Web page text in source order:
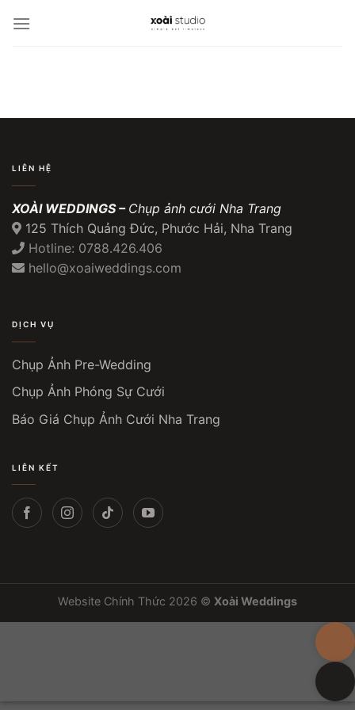
qua
LIÊN HỆ
XOÀI WEDDINGS – Chụp ảnh cưới Nha Trang
125 Thích Quảng Đức, Phước Hải, Nha Trang
Hotline: 0788.426.406
hello@xoaiweddings.com
DỊCH VỤ
Chụp Ảnh Pre-Wedding
Chụp Ảnh Phóng Sự Cưới
Báo Giá Chụp Ảnh Cưới Nha Trang
LIÊN KẾT
Website Chính Thức 2026 © Xoài Weddings